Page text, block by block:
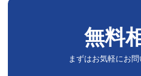
無料
まずはお気軽にお